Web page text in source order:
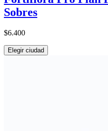
Sobres
$6.400
Elegir ciudad